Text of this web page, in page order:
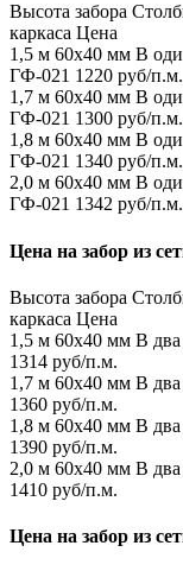
Высота забора
каркаса Цена
1,5 м 60х40 мм В
ГФ-021 1220 руб/п.м.
1,7 м 60х40 мм В
ГФ-021 1300 руб/п.м.
1,8 м 60х40 мм В
ГФ-021 1340 руб/п.м.
2,0 м 60х40 мм В
ГФ-021 1342 руб/п.м.
Цена на забор из
Высота забора
каркаса Цена
1,5 м 60х40 мм В
1314 руб/п.м.
1,7 м 60х40 мм В
1360 руб/п.м.
1,8 м 60х40 мм В
1390 руб/п.м.
2,0 м 60х40 мм В
1410 руб/п.м.
Цена на забор из